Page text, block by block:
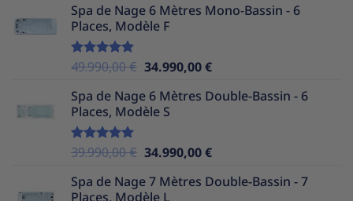
initial
était :
actuel
Spa de Nage 6 Mètres Mono-Bassin - 6
Places, Modèle F
Note5.00
49.990,00€ Le
initial
était :
34.990,00€Le
actuel
Spa de Nage 6 Mètres Double-Bassin - 6
Places, Modèle S
Note5.00
39.990,00€ Le
initial
34.990,00€Le
actuel
Spa de Nage 7 Mètres Double-Bassin - 7
Places, Modèle L